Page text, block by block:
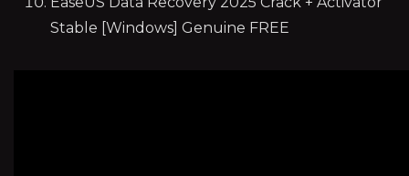
Stable [Windows] Genuine FREE